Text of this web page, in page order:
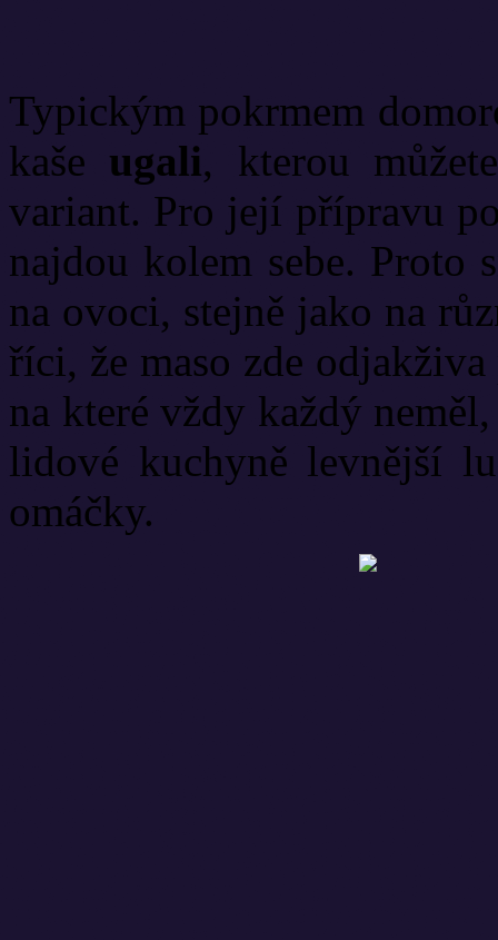
Typickým pokrmem
kaše ugali, kterou
variant. Pro její přípravu
najdou kolem sebe. Proto
na ovoci, stejně jako na
říci, že maso zde
na které vždy každý
lidové kuchyně levnější
omáčky.